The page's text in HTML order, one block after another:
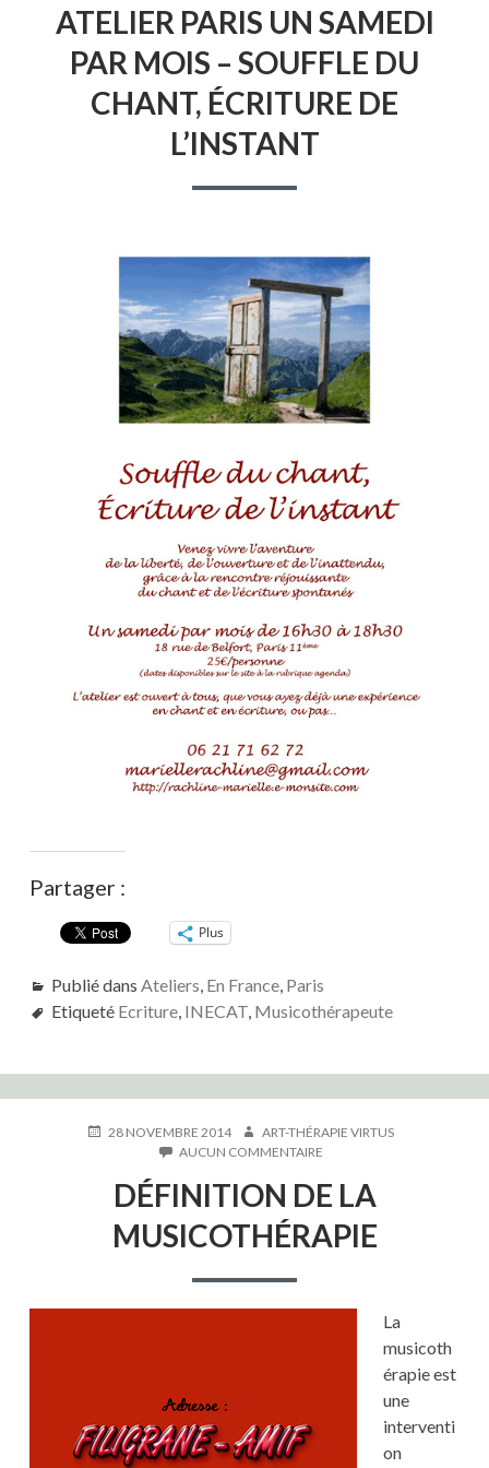
PARIS
UN
SAMEDI
PAR
MOIS
–
ATELIER PARIS UN SAMEDI
PAR MOIS – SOUFFLE DU
CHANT, ÉCRITURE DE
L’INSTANT
Partager :
Plus
Publié dans Ateliers En France, Paris
Etiqueté Ecriture, INECAT, Musicothérapeute
PUBLIÉ28 NOVEMBRE 2014 AUTEUR
ART-THÉRAPIE VIRTUS
AUCUN COMMENTAIRE
DE
LA
MUSICOTHÉRAPIE
DÉFINITION DE LA
MUSICOTHÉRAPIE
La
musicoth
érapie est
une
interventi
on